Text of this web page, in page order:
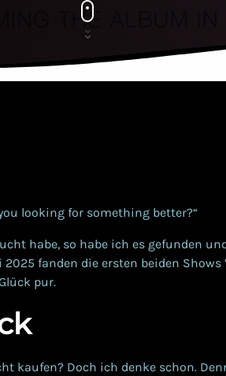
looking for something better?“
habe, so habe ich es gefunden
fanden die ersten beiden Shows
pur.
kaufen? Doch ich denke schon.